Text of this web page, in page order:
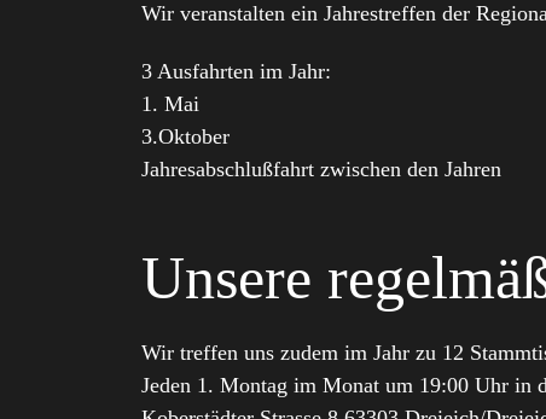
Wir veranstalten ein Jahrestreffen der
3 Ausfahrten im Jahr:
1. Mai
3.Oktober
Jahresabschlußfahrt zwischen den Jahren
Unsere
Wir treffen uns zudem im Jahr zu 12
Jeden 1. Montag im Monat um 19:00 Uhr in